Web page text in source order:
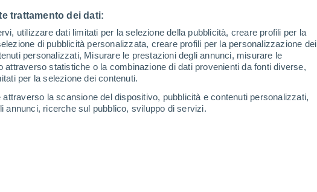
trattamento dei dati:
utilizzare dati limitati per la selezione della pubblicità, creare profili per la
di pubblicità personalizzata, creare profili per la personalizzazione dei
personalizzati, Misurare le prestazioni degli annunci, misurare le
statistiche o la combinazione di dati provenienti da fonti diverse,
per la selezione dei contenuti.
la scansione del dispositivo, pubblicità e contenuti personalizzati,
annunci, ricerche sul pubblico, sviluppo di servizi.
Hasselt
27°
13°
Bilzen
26°
13°
12°
Borgloon
Riemst